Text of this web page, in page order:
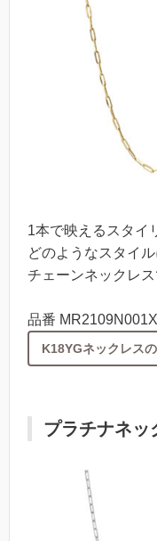
1本で映えるスタイ
どのようなスタイ
チェーンネックレス
品番
K18YGネックレス
プラチナネッ